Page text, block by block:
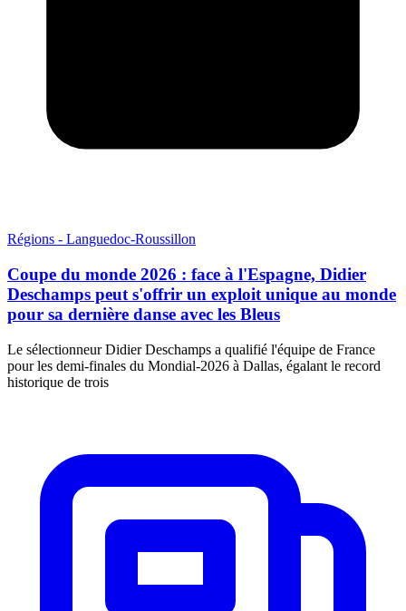
Régions - Languedoc-Roussillon
Coupe du monde 2026 : face à l'Espagne, Didier
Deschamps peut s'offrir un exploit unique au monde
pour sa dernière danse avec les Bleus
Le sélectionneur Didier Deschamps a qualifié l'équipe de France
pour les demi-finales du Mondial-2026 à Dallas, égalant le record
historique de trois